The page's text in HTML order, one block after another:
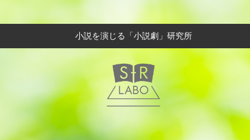
小説を演じる「小説劇」研究所